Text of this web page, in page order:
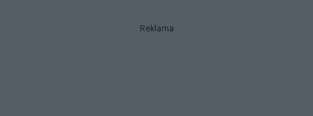
Reklama